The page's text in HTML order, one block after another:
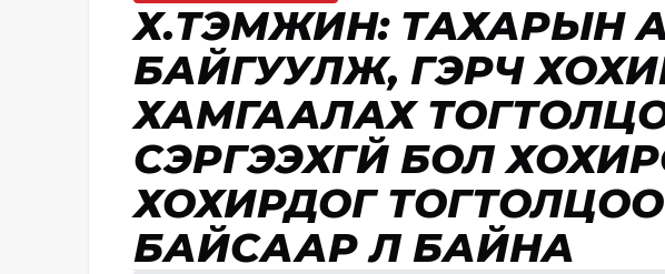
Х.ТЭМҮҮЖИН: ТАХАРЫН
БАЙГУУЛЖ, ГЭРЧ
ХАМГААЛАХ
СЭРГЭЭХГҮЙ БОЛ
ХОХИРДОГ
БАЙСААР Л БАЙНА